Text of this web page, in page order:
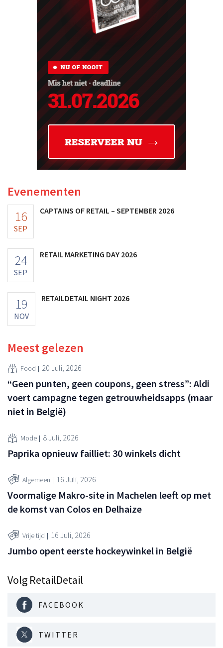
Evenementen
16
SEP
CAPTAINS OF RETAIL – SEPTEMBER 2026
24
SEP
RETAIL MARKETING DAY 2026
19
NOV
RETAILDETAIL NIGHT 2026
Meest gelezen
Food 20 Juli, 2026
“Geen punten, geen coupons, geen stress”: Aldi
voert campagne tegen getrouwheidsapps (maar
niet in België)
Mode 8 Juli, 2026
Paprika opnieuw failliet: 30 winkels dicht
Algemeen 16 Juli, 2026
Voormalige Makro-site in Machelen leeft op met
de komst van Colos en Delhaize
Vrije tijd 16 Juli, 2026
Jumbo opent eerste hockeywinkel in België
Volg RetailDetail
FACEBOOK
TWITTER